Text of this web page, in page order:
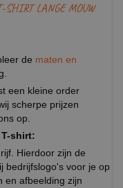
LANGE MOUW
de maten en
een kleine order
scherpe prijzen
op.
shirt:
Hierdoor zijn de
bedrijfslogo's voor je op
en afbeelding zijn